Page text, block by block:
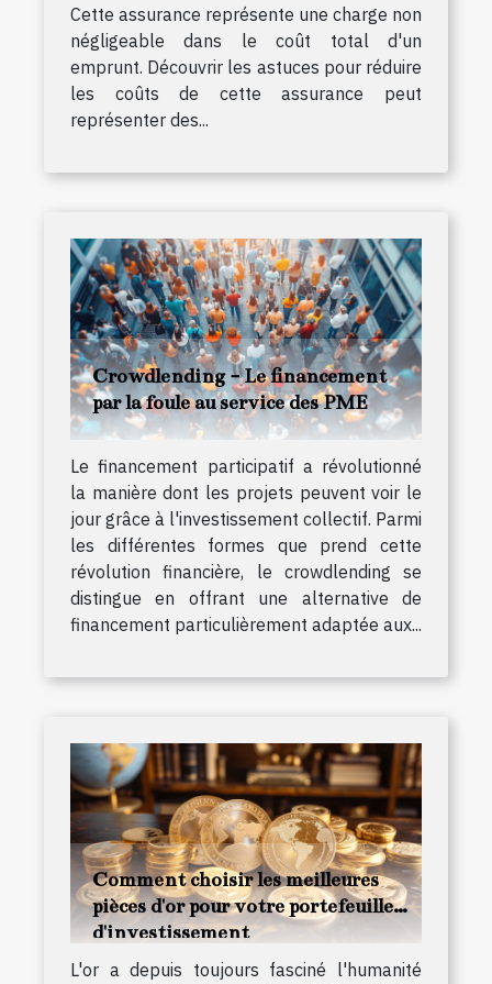
Cette assurance représente une charge non
négligeable dans le coût total d'un
emprunt. Découvrir les astuces pour réduire
les coûts de cette assurance peut
représenter des...
Crowdlending - Le financement
par la foule au service des PME
Le financement participatif a révolutionné
la manière dont les projets peuvent voir le
jour grâce à l'investissement collectif. Parmi
les différentes formes que prend cette
révolution financière, le crowdlending se
distingue en offrant une alternative de
financement particulièrement adaptée aux...
Comment choisir les meilleures
pièces d'or pour votre portefeuille
d'investissement
L'or a depuis toujours fasciné l'humanité